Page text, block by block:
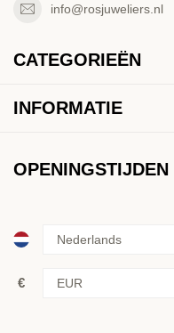
info@rosjuweliers.nl
CATEGORIEËN
INFORMATIE
OPENINGSTIJDEN
€